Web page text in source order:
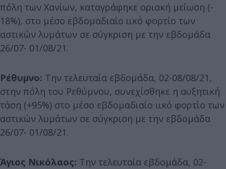
πόλη των Χανίων, καταγράφηκε οριακή μείωση (-
18%), στο μέσο εβδομαδιαίο ιικό φορτίο των
αστικών λυμάτων σε σύγκριση με την εβδομάδα
26/07- 01/08/21.
Ρέθυμνο: Την τελευταία εβδομάδα, 02-08/08/21,
στην πόλη του Ρεθύμνου, συνεχίσθηκε η αυξητική
τάση (+95%) στο μέσο εβδομαδιαίο ιικό φορτίο των
αστικών λυμάτων σε σύγκριση με την εβδομάδα
26/07- 01/08/21.
Άγιος Νικόλαος: Την τελευταία εβδομάδα, 02-